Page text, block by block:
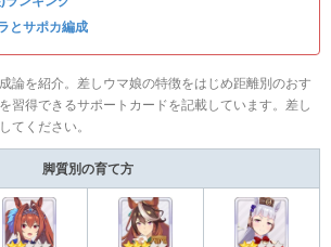
とサポカ編成
論を紹介。差しウマ娘の特徴をはじめ距離別のおす
習得できるサポートカードを記載しています。差し
てください。
脚質別の育て方